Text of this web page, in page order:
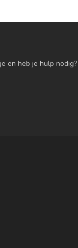
en heb je hulp nodig?